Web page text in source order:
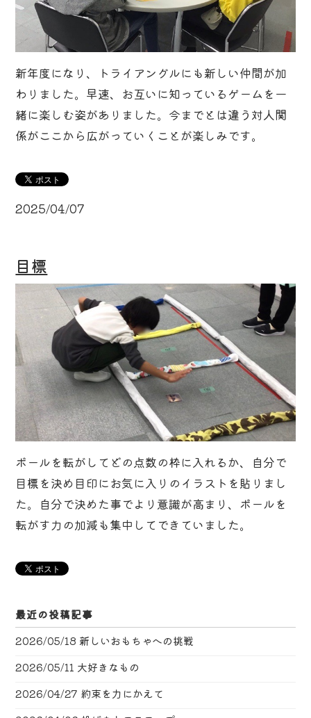
新年度になり、トライアングルにも新しい仲間が加
わりました。早速、お互いに知っているゲームを一
緒に楽しむ姿がありました。今までとは違う対人関
係がここから広がっていくことが楽しみです。
2025/04/07
目標
ボールを転がしてどの点数の枠に入れるか、自分で
目標を決め目印にお気に入りのイラストを貼りまし
た。自分で決めた事でより意識が高まり、ボールを
転がす力の加減も集中してできていました。
最近の投稿記事
2026/05/18 新しいおもちゃへの挑戦
2026/05/11 大好きなもの
2026/04/27 約束を力にかえて